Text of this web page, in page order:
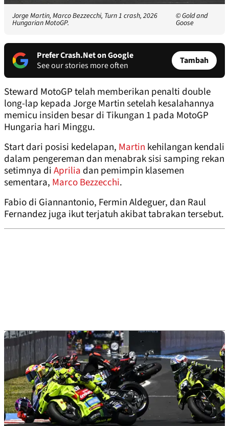
Jorge Martin, Marco Bezzecchi, Turn 1 crash, 2026
Hungarian MotoGP.
© Gold and
Goose
Prefer Crash.Net on Google
See our stories more often
Tambah
Steward MotoGP telah memberikan penalti double
long-lap kepada Jorge Martin setelah kesalahannya
memicu insiden besar di Tikungan 1 pada MotoGP
Hungaria hari Minggu.
Start dari posisi kedelapan, Martin kehilangan kendali
dalam pengereman dan menabrak sisi samping rekan
setimnya diAprilia dan pemimpin klasemen
sementara, Marco Bezzecchi.
Fabio di Giannantonio, Fermin Aldeguer, dan Raul
Fernandez juga ikut terjatuh akibat tabrakan tersebut.